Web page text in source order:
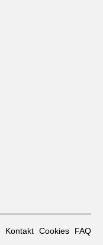
Kontakt Cookies FAQ